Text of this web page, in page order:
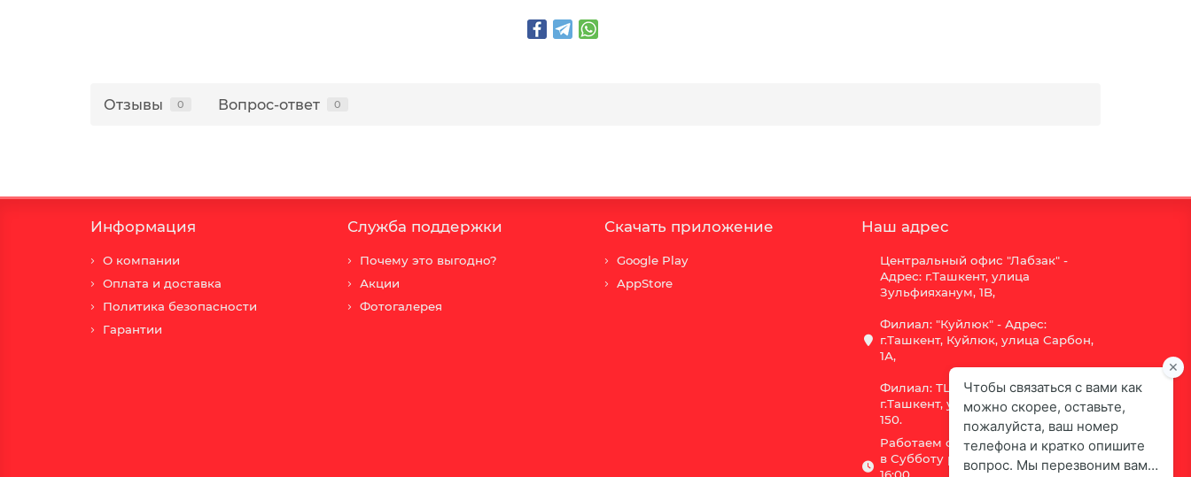
Отзывы 0 Вопрос-ответ 0
Информация
О компании
Оплата и доставка
Политика безопасности
Гарантии
Служба поддержки
Почему это выгодно?
Акции
Фотогалерея
Скачать приложение
Google Play
AppStore
Наш адрес
Центральный офис "Лабзак" -
Адрес: г.Ташкент, улица
Зульфияханум, 1B,
Филиал: "Куйлюк" - Адрес:
г.Ташкент, Куйлюк, улица Сарбон,
1А,
Филиал: ТЦ "Vega" - Адрес:
г.Ташкент, улица Шота Руставели
150.
Работаем с 9:00 до 18:00,
в Субботу рабочий день с 9:00 до